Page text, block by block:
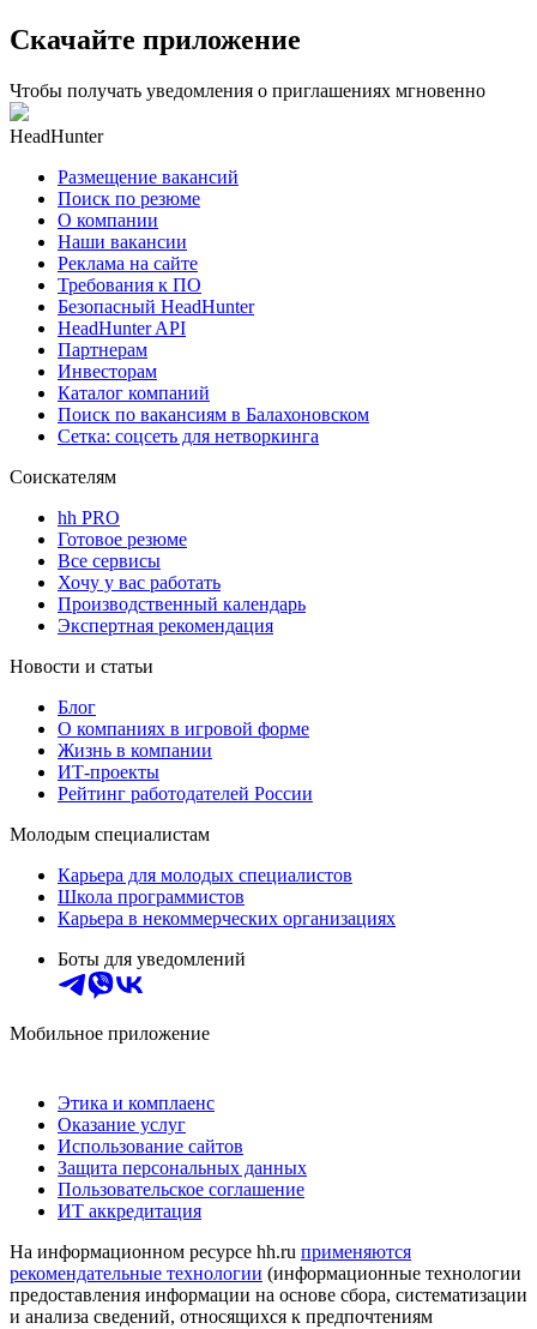
Скачайте приложение
Чтобы получать уведомления о приглашениях мгновенно
HeadHunter
Размещение вакансий
Поиск по резюме
О компании
Наши вакансии
Реклама на сайте
Требования к ПО
Безопасный HeadHunter
HeadHunter API
Партнерам
Инвесторам
Каталог компаний
Поиск по вакансиям в Балахоновском
Сетка: соцсеть для нетворкинга
Соискателям
hh PRO
Готовое резюме
Все сервисы
Хочу у вас работать
Производственный календарь
Экспертная рекомендация
Новости и статьи
Блог
О компаниях в игровой форме
Жизнь в компании
ИТ-проекты
Рейтинг работодателей России
Молодым специалистам
Карьера для молодых специалистов
Школа программистов
Карьера в некоммерческих организациях
Боты для уведомлений
Мобильное приложение
Этика и комплаенс
Оказание услуг
Использование сайтов
Защита персональных данных
Пользовательское соглашение
ИТ аккредитация
На информационном ресурсе hh.ru применяются
рекомендательные технологии (информационные технологии
предоставления информации на основе сбора, систематизации
и анализа сведений, относящихся к предпочтениям